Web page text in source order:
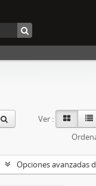
Ver :
Opciones avanzadas